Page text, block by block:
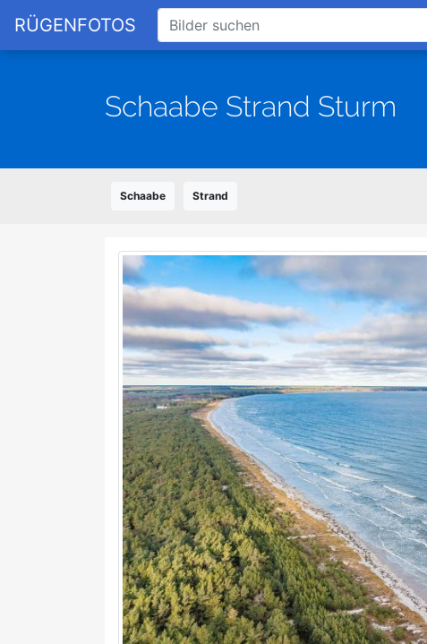
RÜGENFOTOS
Schaabe Strand Sturm
Schaabe Strand